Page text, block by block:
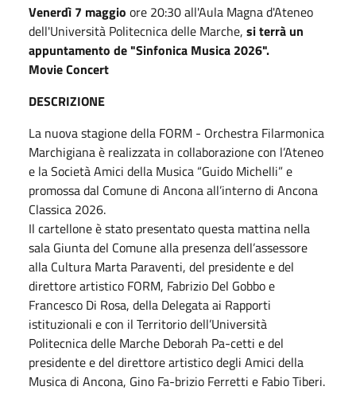
Venerdì 7 maggio ore 20:30 all'Aula Magna d'Ateneo
dell'Università Politecnica delle Marche, si terrà un
appuntamento de "Sinfonica Musica 2026".
Movie Concert
DESCRIZIONE
La nuova stagione della FORM - Orchestra Filarmonica
Marchigiana è realizzata in collaborazione con l’Ateneo
e la Società Amici della Musica “Guido Michelli” e
promossa dal Comune di Ancona all’interno di Ancona
Classica 2026.
Il cartellone è stato presentato questa mattina nella
sala Giunta del Comune alla presenza dell’assessore
alla Cultura Marta Paraventi, del presidente e del
direttore artistico FORM, Fabrizio Del Gobbo e
Francesco Di Rosa, della Delegata ai Rapporti
istituzionali e con il Territorio dell’Università
Politecnica delle Marche Deborah Pa-cetti e del
presidente e del direttore artistico degli Amici della
Musica di Ancona, Gino Fa-brizio Ferretti e Fabio Tiberi.